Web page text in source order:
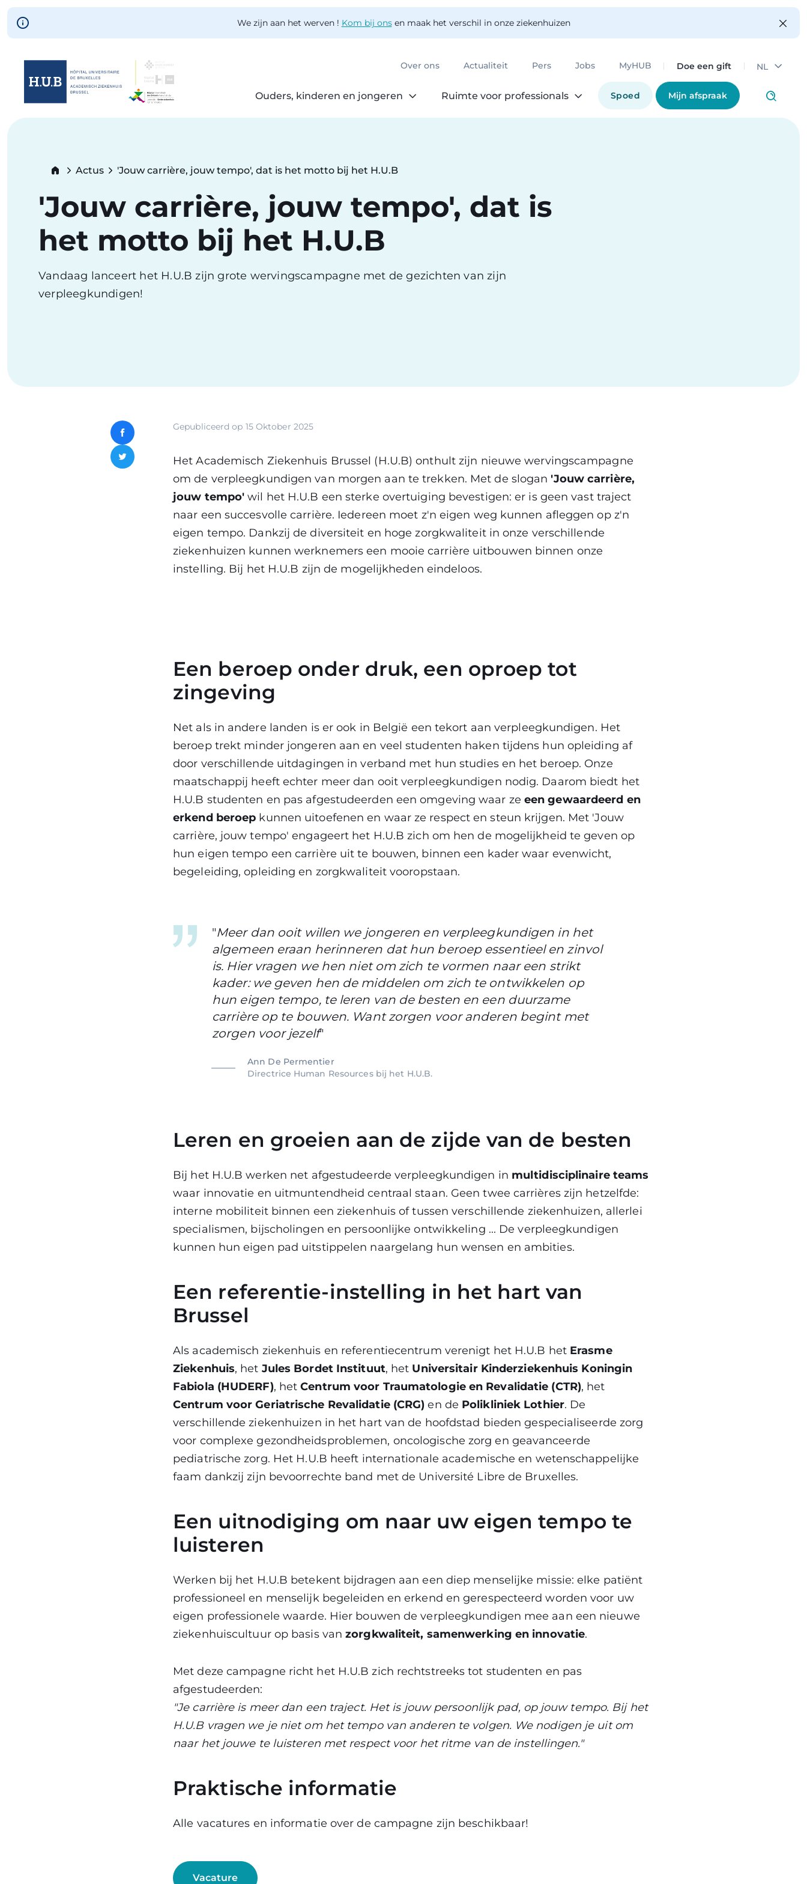
Skip to main content
We zijn aan het werven ! Kom bij onsen maak het verschil in onze ziekenhuizen
Over ons Actualiteit Pers Jobs MyHUB Doe een gift NL
Ouders, kinderen en jongeren Ruimte voor professionals Spoed Mijn afspraak
Skip
Breadcrumb
Actus 'Jouw carrière, jouw tempo', dat is het motto bij het H.U.B
'Jouw carrière, jouw tempo', dat is
het motto bij het H.U.B
​Vandaag lanceert het H.U.B zijn grote wervingscampagne met de gezichten van zijn
verpleegkundigen!
Facebook
Twitter
Gepubliceerd op 15 Oktober 2025
Het Academisch Ziekenhuis Brussel (H.U.B) onthult zijn nieuwe wervingscampagne
om de verpleegkundigen van morgen aan te trekken. Met de slogan 'Jouw carrière,
jouw tempo' wil het H.U.B een sterke overtuiging bevestigen: er is geen vast traject
naar een succesvolle carrière. Iedereen moet z'n eigen weg kunnen afleggen op z'n
eigen tempo. Dankzij de diversiteit en hoge zorgkwaliteit in onze verschillende
ziekenhuizen kunnen werknemers een mooie carrière uitbouwen binnen onze
instelling. Bij het H.U.B zijn de mogelijkheden eindeloos.
Een beroep onder druk, een oproep tot
zingeving
Net als in andere landen is er ook in België een tekort aan verpleegkundigen. Het
beroep trekt minder jongeren aan en veel studenten haken tijdens hun opleiding af
door verschillende uitdagingen in verband met hun studies en het beroep. Onze
maatschappij heeft echter meer dan ooit verpleegkundigen nodig. Daarom biedt het
H.U.B studenten en pas afgestudeerden een omgeving waar ze een gewaardeerd en
erkend beroep kunnen uitoefenen en waar ze respect en steun krijgen. Met 'Jouw
carrière, jouw tempo' engageert het H.U.B zich om hen de mogelijkheid te geven op
hun eigen tempo een carrière uit te bouwen, binnen een kader waar evenwicht,
begeleiding, opleiding en zorgkwaliteit vooropstaan.
"Meer dan ooit willen we jongeren en verpleegkundigen in het
algemeen eraan herinneren dat hun beroep essentieel en zinvol
is. Hier vragen we hen niet om zich te vormen naar een strikt
kader: we geven hen de middelen om zich te ontwikkelen op
hun eigen tempo, te leren van de besten en een duurzame
carrière op te bouwen. Want zorgen voor anderen begint met
zorgen voor jezelf"
Ann De Permentier
Directrice Human Resources bij het H.U.B.
Leren en groeien aan de zijde van de besten
Bij het H.U.B werken net afgestudeerde verpleegkundigen in multidisciplinaire teams
waar innovatie en uitmuntendheid centraal staan. Geen twee carrières zijn hetzelfde:
interne mobiliteit binnen een ziekenhuis of tussen verschillende ziekenhuizen, allerlei
specialismen, bijscholingen en persoonlijke ontwikkeling ... De verpleegkundigen
kunnen hun eigen pad uitstippelen naargelang hun wensen en ambities.
Een referentie-instelling in het hart van
Brussel
Als academisch ziekenhuis en referentiecentrum verenigt het H.U.B het Erasme
Ziekenhuis, het Jules Bordet Instituut, het Universitair Kinderziekenhuis Koningin
Fabiola (HUDERF), hetCentrum voor Traumatologie en Revalidatie (CTR), het
Centrum voor Geriatrische Revalidatie (CRG) en de Polikliniek Lothier. De
verschillende ziekenhuizen in het hart van de hoofdstad bieden gespecialiseerde zorg
voor complexe gezondheidsproblemen, oncologische zorg en geavanceerde
pediatrische zorg. Het H.U.B heeft internationale academische en wetenschappelijke
faam dankzij zijn bevoorrechte band met de Université Libre de Bruxelles.
Een uitnodiging om naar uw eigen tempo te
luisteren
Werken bij het H.U.B betekent bijdragen aan een diep menselijke missie: elke patiënt
professioneel en menselijk begeleiden en erkend en gerespecteerd worden voor uw
eigen professionele waarde. Hier bouwen de verpleegkundigen mee aan een nieuwe
ziekenhuiscultuur op basis vanzorgkwaliteit, samenwerking en innovatie.
Met deze campagne richt het H.U.B zich rechtstreeks tot studenten en pas
afgestudeerden:
"Je carrière is meer dan een traject. Het is jouw persoonlijk pad, op jouw tempo. Bij het
H.U.B vragen we je niet om het tempo van anderen te volgen. We nodigen je uit om
naar het jouwe te luisteren met respect voor het ritme van de instellingen."
Praktische informatie
Alle vacatures en informatie over de campagne zijn beschikbaar!
Vacature